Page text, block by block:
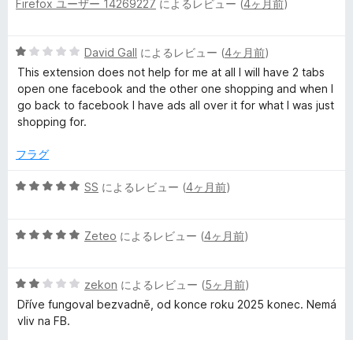
の
段
1
の
評
価
Firefox ユーザー 14269227 によるレビュー (4ヶ月前)
5
段
階
中
1
評
David Gall によるレビュー (4ヶ月前)
This extension does not help for me at all I will have 2 tabs
open one facebook and the other one shopping and when I
go back to facebook I have ads all over it for what I was just
shopping for.
フラグ
5
中
評
価
SS によるレビュー (4ヶ月前)
5
中
5
の
Zeteo によるレビュー (4ヶ月前)
5
段
階
zekon によるレビュー (5ヶ月前)
Dříve fungoval bezvadně, od konce roku 2025 konec. Nemá
vliv na FB.